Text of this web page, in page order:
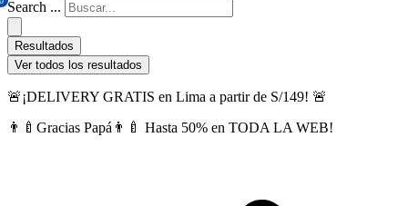
Search ...
Resultados
Ver todos los resultados
🚨¡DELIVERY GRATIS en Lima a partir de S/149! 🚨
👨‍🍼Gracias Papá👨‍🍼 Hasta 50% en TODA LA WEB!